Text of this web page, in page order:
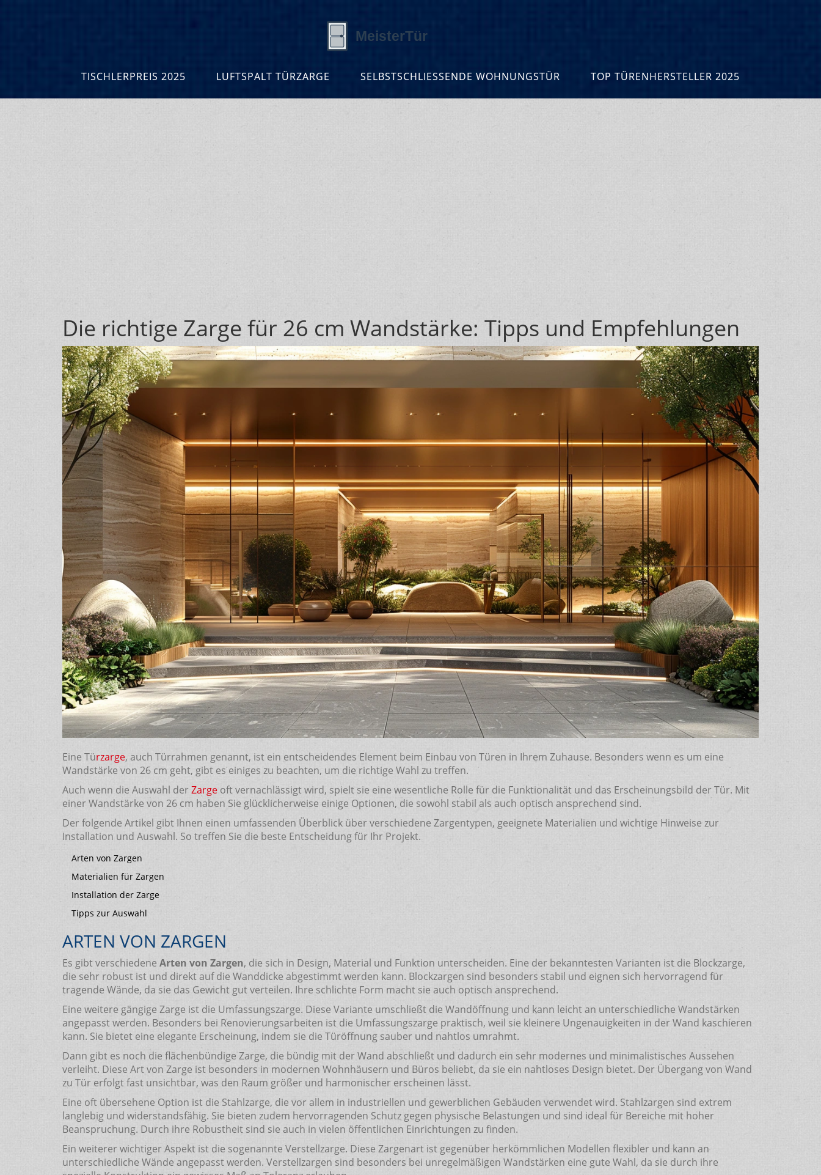
TISCHLERPREIS 2025 LUFTSPALT TÜRZARGE SELBSTSCHLIESSENDE WOHNUNGSTÜR TOP TÜRENHERSTELLER 2025
Die richtige Zarge für 26 cm Wandstärke: Tipps und Empfehlungen
Eine Türzarge, auch Türrahmen genannt, ist ein entscheidendes Element beim Einbau von Türen in Ihrem Zuhause. Besonders wenn es um eine
Wandstärke von 26 cm geht, gibt es einiges zu beachten, um die richtige Wahl zu treffen.
Auch wenn die Auswahl der Zarge oft vernachlässigt wird, spielt sie eine wesentliche Rolle für die Funktionalität und das Erscheinungsbild der Tür. Mit
einer Wandstärke von 26 cm haben Sie glücklicherweise einige Optionen, die sowohl stabil als auch optisch ansprechend sind.
Der folgende Artikel gibt Ihnen einen umfassenden Überblick über verschiedene Zargentypen, geeignete Materialien und wichtige Hinweise zur
Installation und Auswahl. So treffen Sie die beste Entscheidung für Ihr Projekt.
Arten von Zargen
Materialien für Zargen
Installation der Zarge
Tipps zur Auswahl
ARTEN VON ZARGEN
Es gibt verschiedene Arten von Zargen, die sich in Design, Material und Funktion unterscheiden. Eine der bekanntesten Varianten ist die Blockzarge,
die sehr robust ist und direkt auf die Wanddicke abgestimmt werden kann. Blockzargen sind besonders stabil und eignen sich hervorragend für
tragende Wände, da sie das Gewicht gut verteilen. Ihre schlichte Form macht sie auch optisch ansprechend.
Eine weitere gängige Zarge ist die Umfassungszarge. Diese Variante umschließt die Wandöffnung und kann leicht an unterschiedliche Wandstärken
angepasst werden. Besonders bei Renovierungsarbeiten ist die Umfassungszarge praktisch, weil sie kleinere Ungenauigkeiten in der Wand kaschieren
kann. Sie bietet eine elegante Erscheinung, indem sie die Türöffnung sauber und nahtlos umrahmt.
Dann gibt es noch die flächenbündige Zarge, die bündig mit der Wand abschließt und dadurch ein sehr modernes und minimalistisches Aussehen
verleiht. Diese Art von Zarge ist besonders in modernen Wohnhäusern und Büros beliebt, da sie ein nahtloses Design bietet. Der Übergang von Wand
zu Tür erfolgt fast unsichtbar, was den Raum größer und harmonischer erscheinen lässt.
Eine oft übersehene Option ist die Stahlzarge, die vor allem in industriellen und gewerblichen Gebäuden verwendet wird. Stahlzargen sind extrem
langlebig und widerstandsfähig. Sie bieten zudem hervorragenden Schutz gegen physische Belastungen und sind ideal für Bereiche mit hoher
Beanspruchung. Durch ihre Robustheit sind sie auch in vielen öffentlichen Einrichtungen zu finden.
Ein weiterer wichtiger Aspekt ist die sogenannte Verstellzarge. Diese Zargenart ist gegenüber herkömmlichen Modellen flexibler und kann an
unterschiedliche Wände angepasst werden. Verstellzargen sind besonders bei unregelmäßigen Wandstärken eine gute Wahl, da sie durch ihre